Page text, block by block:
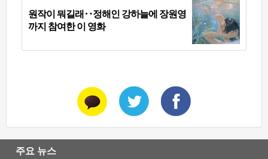
원작이 뭐길래‥정해인 강하늘에 장원영
까지 참여한 이 영화
주요 뉴스